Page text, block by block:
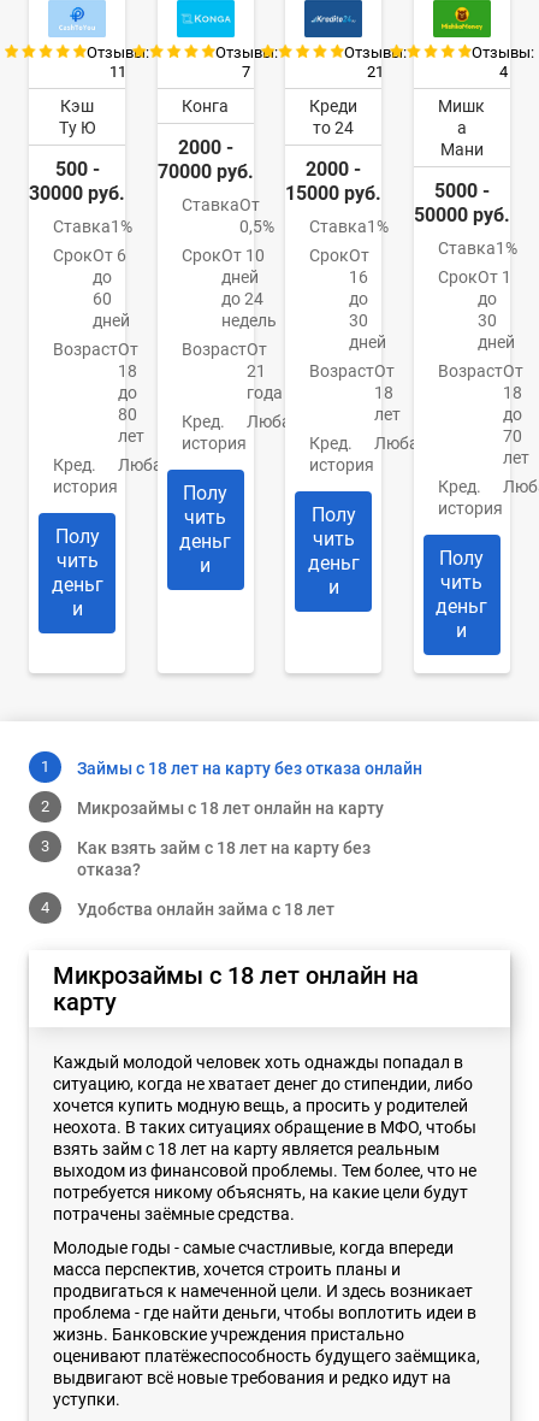
Отзывы:
11
Кэш
Ту Ю
500 -
30000 руб.
Ставка1%
СрокОт 6
до
60
дней
ВозрастОт
18
до
80
лет
Кред.
история
Любая
Полу
чить
деньг
и
Отзывы:
7
Конга
2000 -
70000 руб.
СтавкаОт
0,5%
СрокОт 10
дней
до 24
недель
ВозрастОт
21
года
Кред.
история
Любая
Полу
чить
деньг
и
Отзывы:
21
Креди
то 24
2000 -
15000 руб.
Ставка1%
СрокОт
16
до
30
дней
ВозрастОт
18
лет
Кред.
история
Любая
Полу
чить
деньг
и
Отзывы:
4
Мишк
а
Мани
5000 -
50000 руб.
Ставка1%
СрокОт 1
до
30
дней
ВозрастОт
18
до
70
лет
Кред.
история
Полу
чить
деньг
и
Займы с 18 лет на карту без отказа онлайн
Микрозаймы с 18 лет онлайн на карту
Как взять займ с 18 лет на карту без
отказа?
Удобства онлайн займа с 18 лет
Микрозаймы с 18 лет онлайн на
карту
Каждый молодой человек хоть однажды попадал в
ситуацию, когда не хватает денег до стипендии, либо
хочется купить модную вещь, а просить у родителей
неохота. В таких ситуациях обращение в МФО, чтобы
взять займ с 18 лет на карту является реальным
выходом из финансовой проблемы. Тем более, что не
потребуется никому объяснять, на какие цели будут
потрачены заёмные средства.
Молодые годы - самые счастливые, когда впереди
масса перспектив, хочется строить планы и
продвигаться к намеченной цели. И здесь возникает
проблема - где найти деньги, чтобы воплотить идеи в
жизнь. Банковские учреждения пристально
оценивают платёжеспособность будущего заёмщика,
выдвигают всё новые требования и редко идут на
уступки.